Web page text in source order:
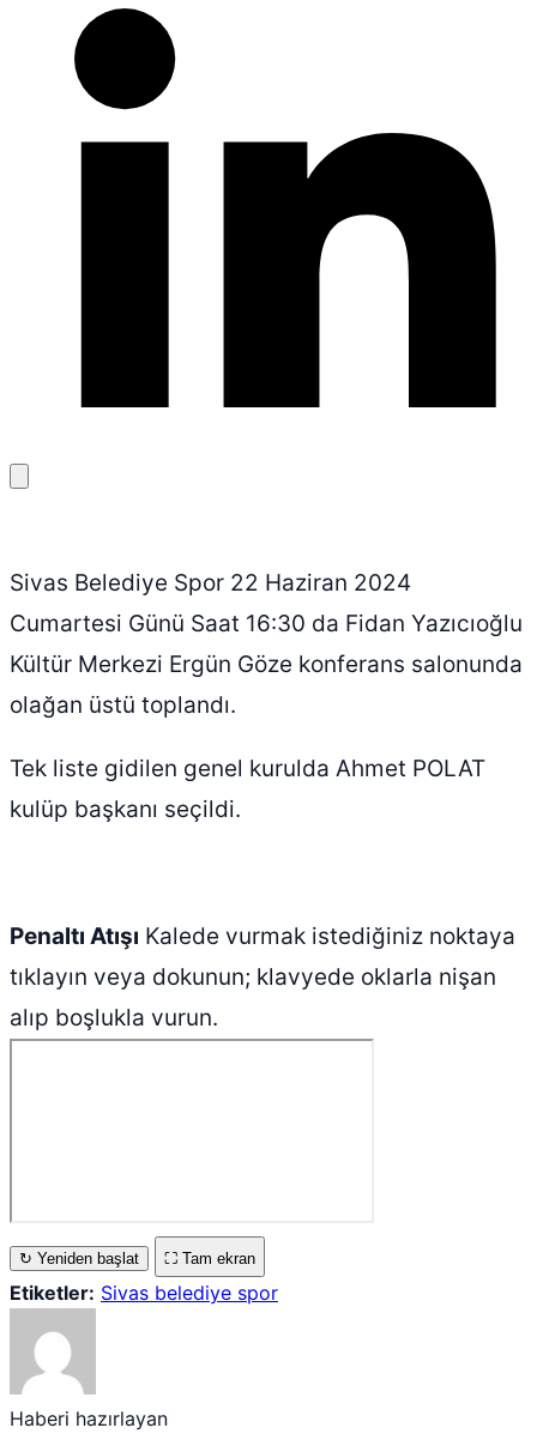
kopyala
Sivas Belediye Spor 22 Haziran 2024
Cumartesi Günü Saat 16:30 da Fidan Yazıcıoğlu
Kültür Merkezi Ergün Göze konferans salonunda
olağan üstü toplandı.
Tek liste gidilen genel kurulda Ahmet POLAT
kulüp başkanı seçildi.
Penaltı Atışı Kalede vurmak istediğiniz noktaya
tıklayın veya dokunun; klavyede oklarla nişan
alıp boşlukla vurun.
↻ Yeniden başlat ⛶ Tam ekran
Etiketler: Sivas belediye spor
Haberi hazırlayan